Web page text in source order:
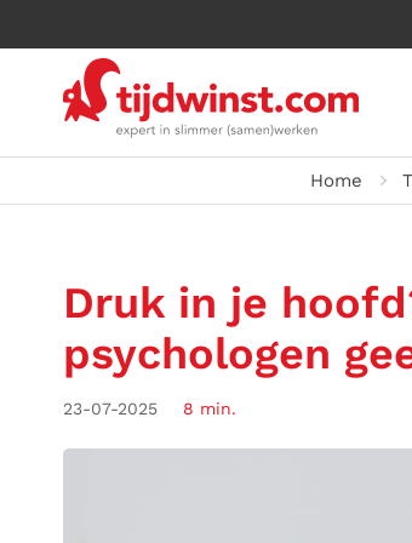
Home
Druk in je
psychologen
23-07-2025 8 min.